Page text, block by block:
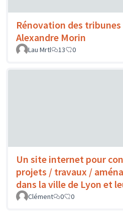
Rénovation des
Alexandre Morin
Lau Mrtl
13 0
Un site internet pour
projets / travaux /
dans la ville de Lyon et
Clément 0 0